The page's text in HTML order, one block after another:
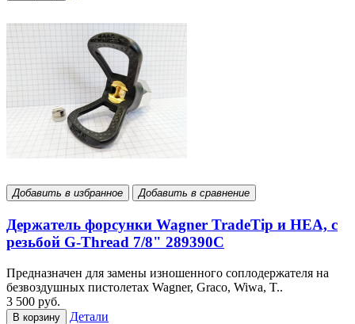
Добавить в избранное Добавить в сравнение
Держатель форсунки Wagner TradeTip и HEA, с
резьбой G-Thread 7/8" 289390С
Предназначен для замены изношенного соплодержателя на
безвоздушных пистолетах Wagner, Graco, Wiwa, T..
3 500 руб.
В корзину Детали